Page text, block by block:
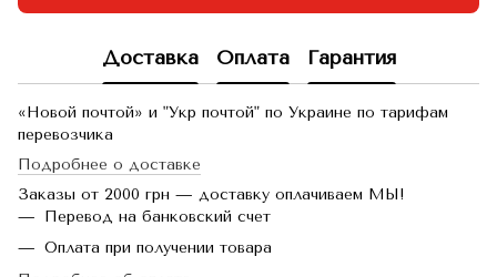
Доставка Оплата Гарантия
«Новой почтой» и "Укр почтой" по Украине по тарифам
перевозчика
Подробнее о доставке
Заказы от 2000 грн — доставку оплачиваем МЫ!
Перевод на банковский счет
Оплата при получении товара